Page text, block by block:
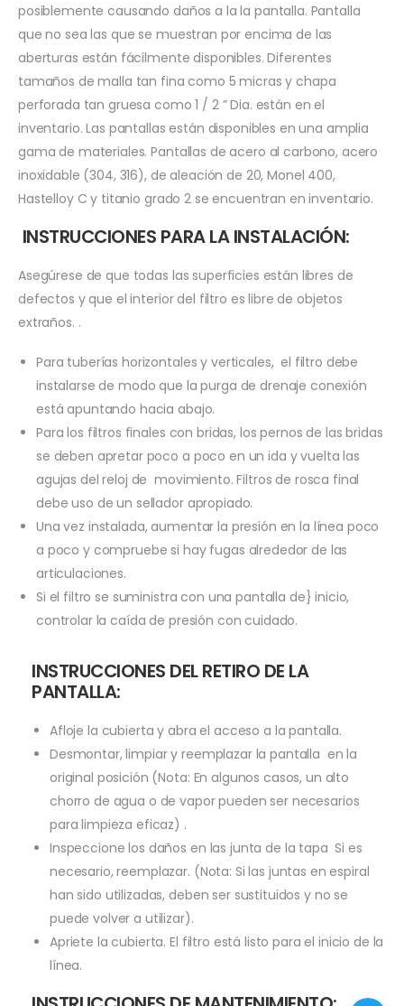
posiblemente causando daños a la la pantalla. Pantalla
que no sea las que se muestran por encima de las
aberturas están fácilmente disponibles. Diferentes
tamaños de malla tan fina como 5 micras y chapa
perforada tan gruesa como 1 / 2 ” Dia. están en el
inventario. Las pantallas están disponibles en una amplia
gama de materiales. Pantallas de acero al carbono, acero
inoxidable (304, 316), de aleación de 20, Monel 400,
Hastelloy C y titanio grado 2 se encuentran en inventario.
INSTRUCCIONES PARA LA INSTALACIÓN:
Asegúrese de que todas las superficies están libres de
defectos y que el interior del filtro es libre de objetos
extraños. .
Para tuberías horizontales y verticales, el filtro debe
instalarse de modo que la purga de drenaje conexión
está apuntando hacia abajo.
Para los filtros finales con bridas, los pernos de las bridas
se deben apretar poco a poco en un ida y vuelta las
agujas del reloj de movimiento. Filtros de rosca final
debe uso de un sellador apropiado.
Una vez instalada, aumentar la presión en la línea poco
a poco y compruebe si hay fugas alrededor de las
articulaciones.
Si el filtro se suministra con una pantalla de} inicio,
controlar la caída de presión con cuidado.
INSTRUCCIONES DEL RETIRO DE LA
PANTALLA:
Afloje la cubierta y abra el acceso a la pantalla.
Desmontar, limpiar y reemplazar la pantalla en la
original posición (Nota: En algunos casos, un alto
chorro de agua o de vapor pueden ser necesarios
para limpieza eficaz) .
Inspeccione los daños en las junta de la tapa Si es
necesario, reemplazar. (Nota: Si las juntas en espiral
han sido utilizadas, deben ser sustituidos y no se
puede volver a utilizar).
Apriete la cubierta. El filtro está listo para el inicio de la
línea.